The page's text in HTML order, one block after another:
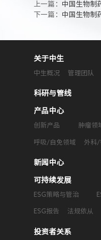
上一篇： 中国生物制药：
下一篇： 中国生物制药
关于中生
中生概况 管理团队
科研与管线
产品中心
创新产品 肿瘤领
呼吸/自免领域 外科/
新闻中心
可持续发展
ESG策略与管治
ESG报告 法规依从
投资者关系